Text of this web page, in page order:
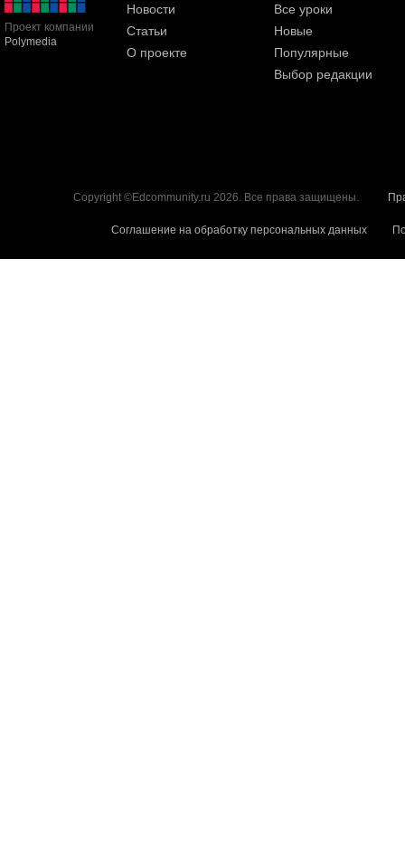
Проект компании
Polymedia
Новости
Статьи
О проекте
Все уроки
Новые
Популярные
Выбор редакции
Copyright ©Edcommunity.ru 2026. Все права защищены.
Соглашение на обработку персональных данных